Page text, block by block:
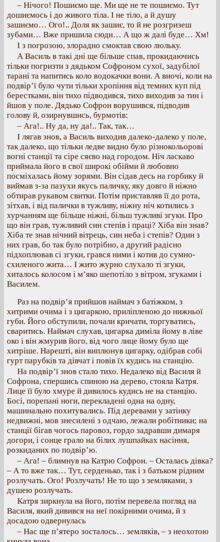
– Нічого! Пошиємо ще. Ми ще не те пошиємо. Тут
дошиємось і до живого тіла. І не тіло, а й душу
зашиємо… Ого!.. Доля як зашиє, то й не розгризеш
зубами… Вже пришила сюди… А що ж далі буде… Хм!
І з погрозою, злорадно смоктав свою люльку.
А Василь в такі дні ще більше спав, прокидаючись
тільки погризти з дядьком Софроном сухої, задубілої
тарані та напитись коло водокачки вони. А вночі, коли на
подвір’ї було чути тільки хропіння від темних куп під
берестками, він тихо підводився, тихо виходив за тин і
йшов у поле. Дядько Софрон ворушився, підводив
голову й, озирнувшись, бурмотів:
– Ага!.. Ну да, ну да!.. Так, так…
І лягав знов, а Василь виходив далеко-далеко у поле,
так далеко, що тільки ледве видно було різнокольорові
вогні станції та сіре сяєво над городом. Ніч ласкаво
приймала його в свої широкі обійми й любовно
посміхалась йому зорями. Він сідав десь на горбику й
виймав з-за пазухи якусь паличку, яку довго й ніжно
обтирав рукавом свитки. Потім приставляв її до рота,
зітхав, і від палички в тужливу, ніжну ніч котились з
хурчанням ще більше ніжні, більш тужливі згуки. Про
що він грав, тужливий син степів і праці? Хіба він знав?
Хіба те знав нічний вітрець, син неба і степів? Один з
них грав, бо так було потрібно, а другий радісно
підхоплював сі згуки, грався ними і котив до сумно-
схиленого жита… І жито журно слухало ті згуки,
хиталось колосом і м’яко шепотіло з вітром, згуками і
Василем.
Раз на подвір’я прийшов наймач з батіжком, з
хитрими очима і з цигаркою, приліпленою до нижньої
губи. Його обступили, почали кричати, торгуватись,
сваритись. Наймач слухав, цигарка диміла йому в ліве
око і він жмурив його, від чого лице йому було ще
хитріше. Нарешті, він виплюнув цигарку, одібрав собі
гурт парубків та дівчат і повів їх кудись на станцію.
На подвір’ї знов стало тихо. Недалеко від Василя й
Софрона, спершись спиною на дерево, стояла Катря.
Лице її було хмуре й дивилось кудись не на станцію.
Босі, порепані ноги, перекладені одна на одну,
машинально похитувались. Під деревами у затінку
недвижні, мов знесилені з одчаю, лежали робітники; на
станції бігав чогось паровоз, гордо задравши димаря
догори, і сонце грало на білих лушпайках насіння,
розкиданих по подвір’ю.
– Ага! – блимнув на Катрю Софрон. – Осталась дівка?
– А то вже так… Тут, серденько, так і з батьком рідним
розлучать. Ого! Розлучать! Не то що з земляками, з
душею розлучать.
Катря зиркнула на його, потім перевела погляд на
Василя, який дивився на неї покірними очима, й з
досадою одвернулась
– Нас ще п’ятеро зосталось… земляків, – з неохотою